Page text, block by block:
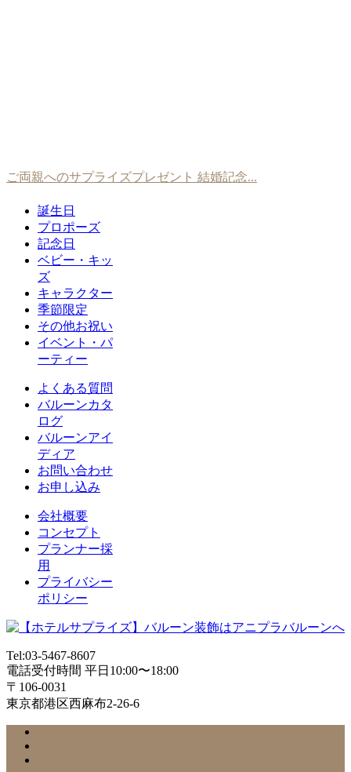
ご両親へのサプライズプレゼント 結婚記念...
誕生日
プロポーズ
記念日
ベビー・キッ
ズ
キャラクター
季節限定
その他お祝い
イベント・パ
ーティー
よくある質問
バルーンカタ
ログ
バルーンアイ
ディア
お問い合わせ
お申し込み
会社概要
コンセプト
プランナー採
用
プライバシー
ポリシー
Tel:03-5467-8607
電話受付時間 平日10:00〜18:00
〒106-0031
東京都港区西麻布2-26-6